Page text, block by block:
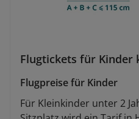
Flugtickets für Kinder
Flugpreise für Kinder
Für Kleinkinder unter 2